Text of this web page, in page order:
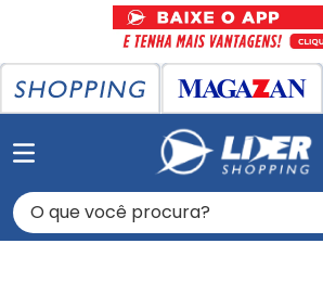
O que você procura?